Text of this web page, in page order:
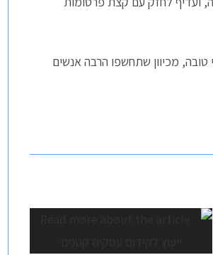
מכיוון שתחשפו הרבה אנשים